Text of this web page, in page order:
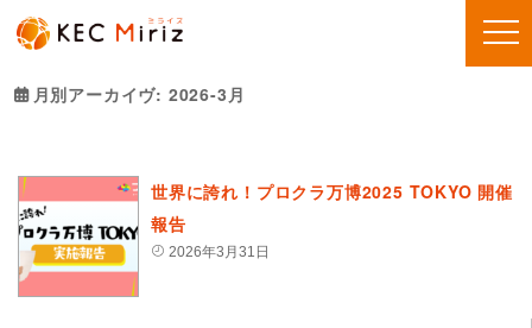
月別アーカイヴ: 2026-3月
世界に誇れ！プロクラ万博2025 TOKYO 開催
報告
2026年3月31日